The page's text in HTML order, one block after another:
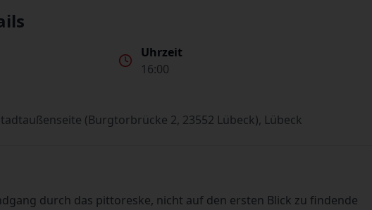
Uhrzeit
16:00
(Burgtorbrücke 2, 23552 Lübeck), Lübeck
durch das pittoreske, nicht auf den ersten Blick zu findende